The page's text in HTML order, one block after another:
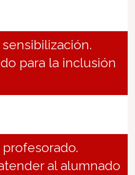
para la inclusión
profesorado.
al alumnado